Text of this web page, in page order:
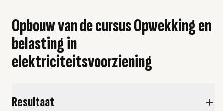
Opbouw van de cursus Opwekking en
belasting in
elektriciteitsvoorziening
Resultaat